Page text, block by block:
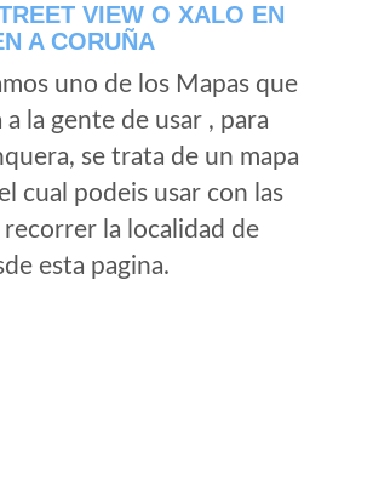
VIEW O XALO EN
A CORUÑA
uno de los Mapas que
a la gente de usar , para
se trata de un mapa
cual podeis usar con las
recorrer la localidad de
esta pagina.